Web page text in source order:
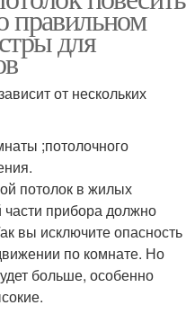
правильном
для
от нескольких
;потолочного
потолок в жилых
прибора должно
вы исключите опасность
по комнате. Но
больше, особенно